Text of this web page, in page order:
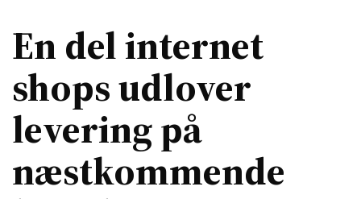
En del internet
shops udlover
levering på
næstkommende